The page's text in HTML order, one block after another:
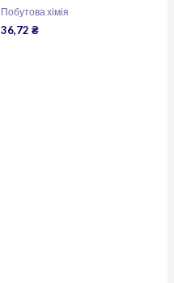
Побутова хімія
36,72 ₴